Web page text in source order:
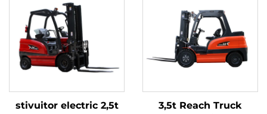
stivuitor electric 2,5t
3,5t Reach Truck